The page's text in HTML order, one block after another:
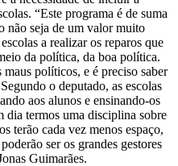
“Este programa é de suma
não seja de um valor muito
a realizar os reparos que
da política, da boa política.
políticos, e é preciso saber
o deputado, as escolas
aos alunos e ensinando-os
dia termos uma disciplina sobre
terão cada vez menos espaço,
ser os grandes gestores
Guimarães.